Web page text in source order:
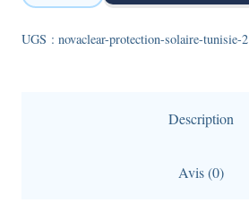
Novaclear
-UGS : novaclear-protection-solaire-tunisie-2
Description
Avis (0)